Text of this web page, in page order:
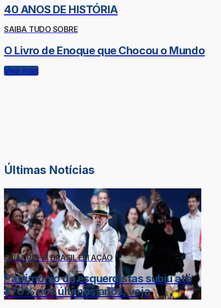
40 ANOS DE HISTÓRIA
SAIBA TUDO SOBRE
O Livro de Enoque que Chocou o Mundo
Veja mais
Últimas Notícias
QUADRILHA BRASIL EM AÇÃO
Patrimônio de esquerdistas subiu até
870% nos últimos anos; veja